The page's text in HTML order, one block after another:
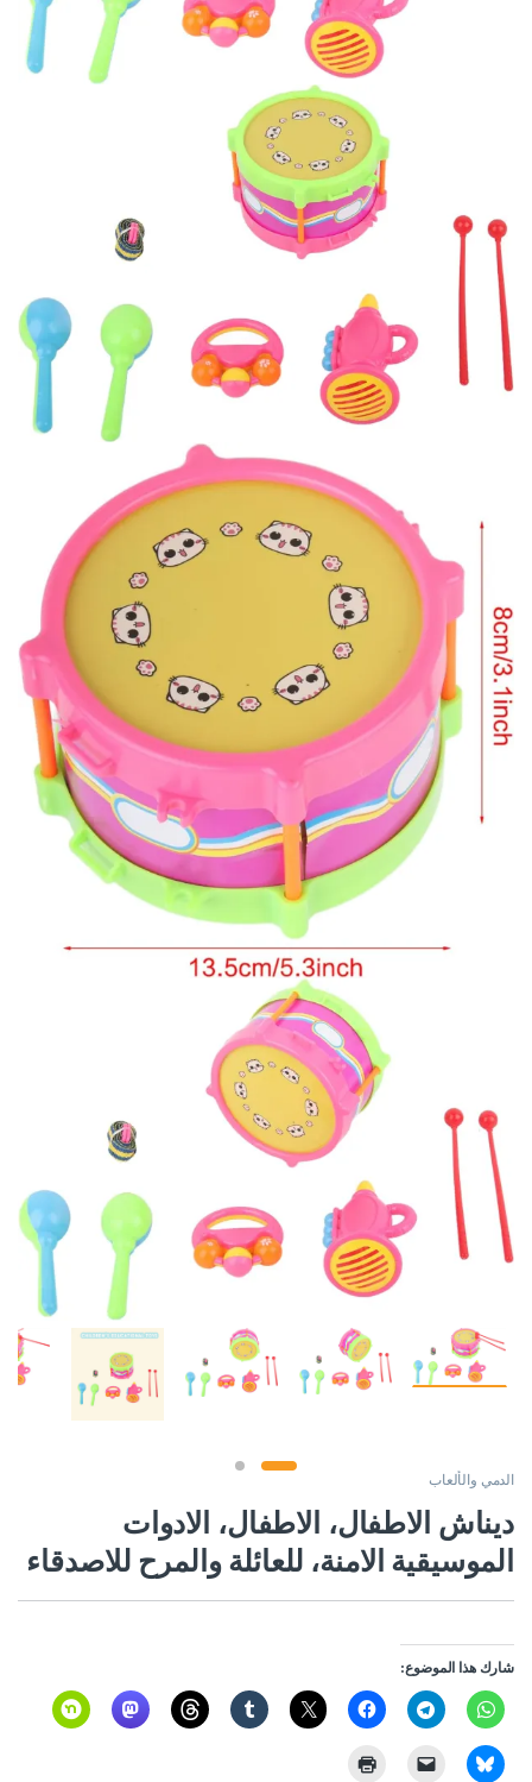
الدمي والألعاب
ديناش الاطفال، الاطفال، الادوات
الموسيقية الامنة، للعائلة والمرح للاصدقاء
شارك هذا الموضوع: